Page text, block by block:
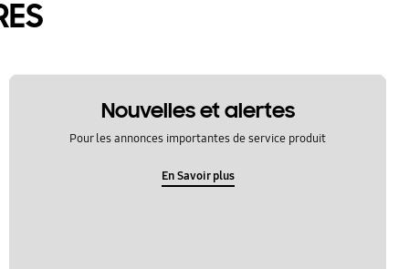
Nouvelles et alertes
Pour les annonces importantes de service produit
En Savoir plus